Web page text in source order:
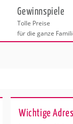
Gewinnspiele
Tolle Preise
für die ganze
Wichtige